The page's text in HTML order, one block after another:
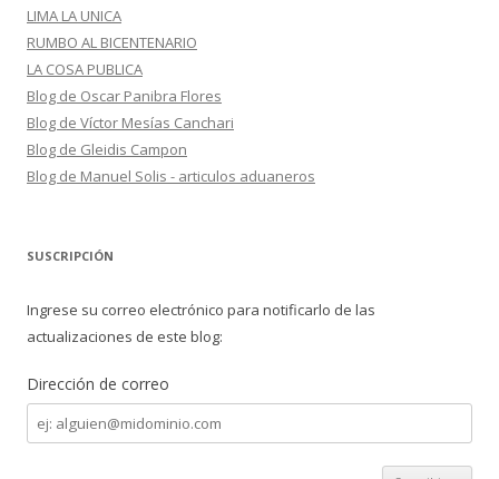
LIMA LA UNICA
RUMBO AL BICENTENARIO
LA COSA PUBLICA
Blog de Oscar Panibra Flores
Blog de Víctor Mesías Canchari
Blog de Gleidis Campon
Blog de Manuel Solis - articulos aduaneros
SUSCRIPCIÓN
Ingrese su correo electrónico para notificarlo de las
actualizaciones de este blog:
Dirección de correo
Dirección
de
correo